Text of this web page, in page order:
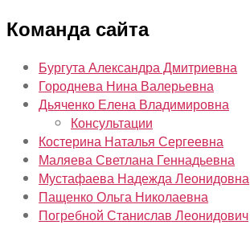
Команда сайта
Бургута Александра Дмитриевна
Городнева Нина Валерьевна
Дьяченко Елена Владимировна
Консультации
Костерина Наталья Сергеевна
Маляева Светлана Геннадьевна
Мустафаева Надежда Леонидовна
Пащенко Ольга Николаевна
Погребной Станислав Леонидович